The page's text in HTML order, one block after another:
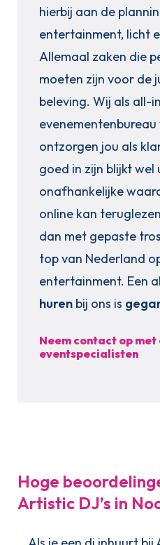
hierbij aan de
entertainment, licht
Allemaal zaken die
moeten zijn voor de
beleving. Wij als all-in
evenementenbureau
ontzorgen jou als
goed in zijn blijkt wel
onafhankelijke
online kan
dan met gepaste
top van Nederland
entertainment. Een
huren bij ons is
Neem contact op met
eventspecialisten
Hoge
Artistic DJ’s in